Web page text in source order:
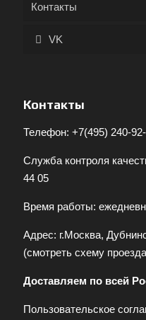
Контакты
VK
Контакты
Телефон: +7(495) 240-
Служба контроля
44 05
Время работы:
Адрес: г.Москва,
(смотреть схему проезда
Доставляем по всей
Пользовательское